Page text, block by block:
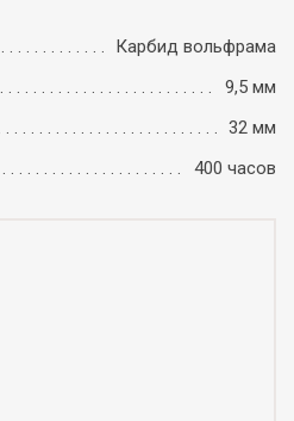
Карбид вольфрама
9,5 мм
32 мм
400 часов